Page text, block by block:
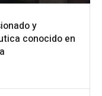
y
conocido en